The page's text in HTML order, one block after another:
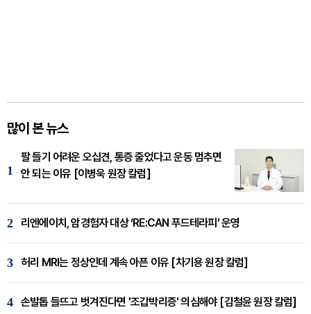
많이 본 뉴스
1
팔 들기 어려운 오십견, 통증 줄었다고 운동 멈추면
안 되는 이유 [이병욱 원장 칼럼]
2 리엔에이치, 암경험자 대상 ‘RE:CAN 푸드테라피’ 운영
3 허리 MRI는 정상인데 계속 아픈 이유 [차기용 원장 칼럼]
4 손발톱 들뜨고 벗겨진다면 '조갑박리증' 의심해야 [김철윤 원장 칼럼]